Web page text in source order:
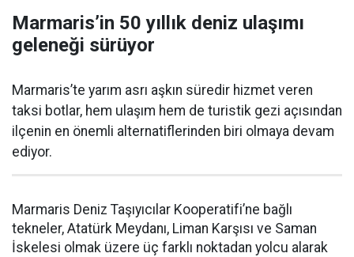
Marmaris’in 50 yıllık deniz ulaşımı
geleneği sürüyor
Marmaris’te yarım asrı aşkın süredir hizmet veren
taksi botlar, hem ulaşım hem de turistik gezi açısından
ilçenin en önemli alternatiflerinden biri olmaya devam
ediyor.
Marmaris Deniz Taşıyıcılar Kooperatifi’ne bağlı
tekneler, Atatürk Meydanı, Liman Karşısı ve Saman
İskelesi olmak üzere üç farklı noktadan yolcu alarak